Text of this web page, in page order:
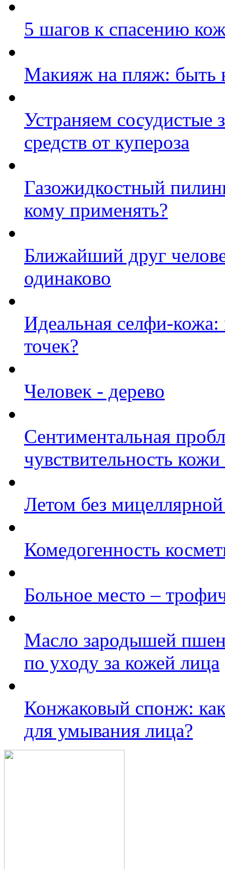
5 шагов к спасению
Макияж на пляж: быть
Устраняем сосудистые
средств от купероза
Газожидкостный
кому применять?
Ближайший друг
одинаково
Идеальная селфи-кожа:
точек?
Человек - дерево
Сентиментальная
чувствительность
Летом без
Комедогенность
Больное место –
Масло зародышей
по уходу за кожей лица
Конжаковый спонж: как
для умывания лица?